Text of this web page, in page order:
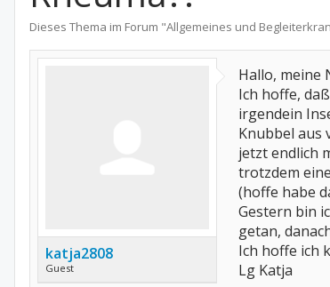
Dieses Thema im Forum "Allgemeines und
katja2808
Guest
Hallo, meine
Ich hoffe,
irgendein
Knubbel aus
jetzt endlich
trotzdem
(hoffe habe
Gestern bin
getan,
Ich hoffe ich
Lg Katja